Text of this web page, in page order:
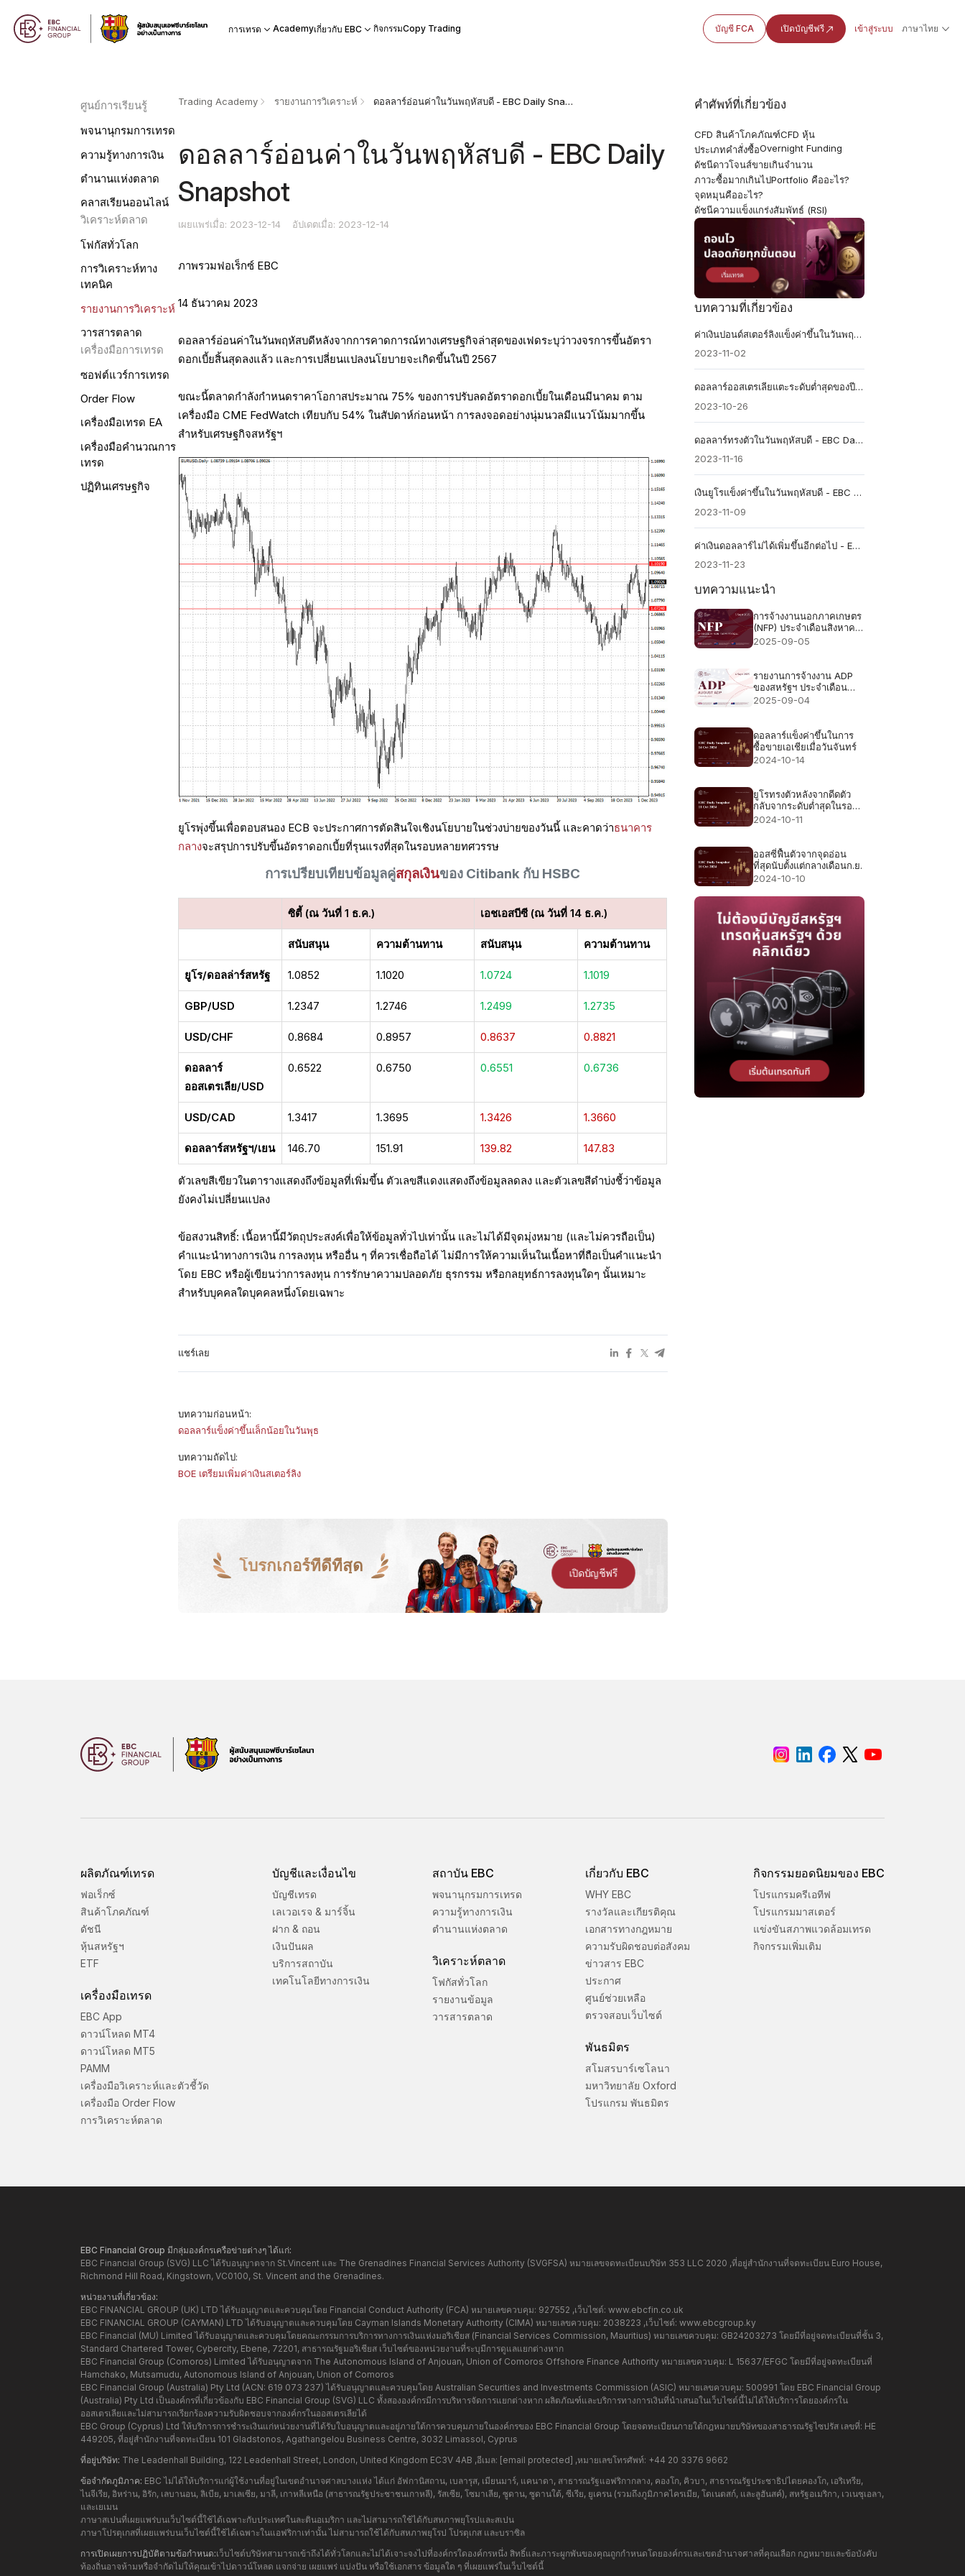
การเทรด Academyเกี่ยวกับ EBC กิจกรรมCopy Trading บัญชี FCA เปิดบัญชีฟรี เข้าสู่ระบบ ภาษาไทย
ศูนย์การเรียนรู้
พจนานุกรมการเทรด
ความรู้ทางการเงิน
ตำนานแห่งตลาด
คลาสเรียนออนไลน์
วิเคราะห์ตลาด
โฟกัสทั่วโลก
การวิเคราะห์ทาง
เทคนิค
รายงานการวิเคราะห์
วารสารตลาด
เครื่องมือการเทรด
ซอฟต์แวร์การเทรด
Order Flow
เครื่องมือเทรด EA
เครื่องมือคำนวณการ
เทรด
ปฏิทินเศรษฐกิจ
Trading Academy รายงานการวิเคราะห์ ดอลลาร์อ่อนค่าในวันพฤหัสบดี - EBC Daily Snapshot
ดอลลาร์อ่อนค่าในวันพฤหัสบดี - EBC Daily
Snapshot
เผยแพร่เมื่อ: 2023-12-14 อัปเดตเมื่อ: 2023-12-14
ภาพรวมฟอเร็กซ์ EBC
14 ธันวาคม 2023
ดอลลาร์อ่อนค่าในวันพฤหัสบดีหลังจากการคาดการณ์ทางเศรษฐกิจล่าสุดของเฟดระบุว่าวงจรการขึ้นอัตรา
ดอกเบี้ยสิ้นสุดลงแล้ว และการเปลี่ยนแปลงนโยบายจะเกิดขึ้นในปี 2567
ขณะนี้ตลาดกำลังกำหนดราคาโอกาสประมาณ 75% ของการปรับลดอัตราดอกเบี้ยในเดือนมีนาคม ตาม
เครื่องมือ CME FedWatch เทียบกับ 54% ในสัปดาห์ก่อนหน้า การลงจอดอย่างนุ่มนวลมีแนวโน้มมากขึ้น
สำหรับเศรษฐกิจสหรัฐฯ
ยูโรพุ่งขึ้นเพื่อตอบสนอง ECB จะประกาศการตัดสินใจเชิงนโยบายในช่วงบ่ายของวันนี้ และคาดว่าธนาคาร
กลางจะสรุปการปรับขึ้นอัตราดอกเบี้ยที่รุนแรงที่สุดในรอบหลายทศวรรษ
การเปรียบเทียบข้อมูลคู่สกุลเงินของ Citibank กับ HSBC
ซิตี้ (ณ วันที่ 1 ธ.ค.) เอชเอสบีซี (ณ วันที่ 14 ธ.ค.)
สนับสนุน ความต้านทาน สนับสนุน ความต้านทาน
ยูโร/ดอลล่าร์สหรัฐ 1.0852 1.1020 1.0724 1.1019
GBP/USD 1.2347 1.2746 1.2499 1.2735
USD/CHF 0.8684 0.8957 0.8637 0.8821
ดอลลาร์
ออสเตรเลีย/USD
0.6522 0.6750 0.6551 0.6736
USD/CAD 1.3417 1.3695 1.3426 1.3660
ดอลลาร์สหรัฐฯ/เยน 146.70 151.91 139.82 147.83
ตัวเลขสีเขียวในตารางแสดงถึงข้อมูลที่เพิ่มขึ้น ตัวเลขสีแดงแสดงถึงข้อมูลลดลง และตัวเลขสีดำบ่งชี้ว่าข้อมูล
ยังคงไม่เปลี่ยนแปลง
ข้อสงวนสิทธิ์: เนื้อหานี้มีวัตถุประสงค์เพื่อให้ข้อมูลทั่วไปเท่านั้น และไม่ได้มีจุดมุ่งหมาย (และไม่ควรถือเป็น)
คำแนะนำทางการเงิน การลงทุน หรืออื่น ๆ ที่ควรเชื่อถือได้ ไม่มีการให้ความเห็นในเนื้อหาที่ถือเป็นคำแนะนำ
โดย EBC หรือผู้เขียนว่าการลงทุน การรักษาความปลอดภัย ธุรกรรม หรือกลยุทธ์การลงทุนใดๆ นั้นเหมาะ
สำหรับบุคคลใดบุคคลหนึ่งโดยเฉพาะ
แชร์เลย
บทความก่อนหน้า:
ดอลลาร์แข็งค่าขึ้นเล็กน้อยในวันพุธ
บทความถัดไป:
BOE เตรียมเพิ่มค่าเงินสเตอร์ลิง
โบรกเกอร์ที่ดีที่สุด เปิดบัญชีฟรี
คำศัพท์ที่เกี่ยวข้อง
CFD สินค้าโภคภัณฑ์CFD หุ้น
ประเภทคำสั่งซื้อOvernight Funding
ดัชนีดาวโจนส์ขายเกินจำนวน
ภาวะซื้อมากเกินไปPortfolio คืออะไร?
จุดหมุนคืออะไร?
ดัชนีความแข็งแกร่งสัมพัทธ์ (RSI)
บทความที่เกี่ยวข้อง
ค่าเงินปอนด์สเตอร์ลิงแข็งค่าขึ้นในวันพฤหัสบดี - EBC Daily Snapshot
2023-11-02
ดอลลาร์ออสเตรเลียแตะระดับต่ำสุดของปี - EBC Daily Snapshot
2023-10-26
ดอลลาร์ทรงตัวในวันพฤหัสบดี - EBC Daily Snapshot
2023-11-16
เงินยูโรแข็งค่าขึ้นในวันพฤหัสบดี - EBC Daily Snapshot
2023-11-09
ค่าเงินดอลลาร์ไม่ได้เพิ่มขึ้นอีกต่อไป - EBC Daily Snapshot
2023-11-23
บทความแนะนำ
การจ้างงานนอกภาคเกษตร
(NFP) ประจำเดือนสิงหาคม
2568 - คาดการณ์ก่อนหน้า
2025-09-05
รายงานการจ้างงาน ADP
ของสหรัฐฯ ประจำเดือน
สิงหาคม 2568 - ก่อนหน้า:
2025-09-04
ดอลลาร์แข็งค่าขึ้นในการ
ซื้อขายเอเชียเมื่อวันจันทร์
2024-10-14
ยูโรทรงตัวหลังจากดีดตัว
กลับจากระดับต่ำสุดในรอบ
สองเดือน
2024-10-11
ออสซี่ฟื้นตัวจากจุดอ่อน
ที่สุดนับตั้งแต่กลางเดือนก.ย.
2024-10-10
ผลิตภัณฑ์เทรด
ฟอเร็กซ์
สินค้าโภคภัณฑ์
ดัชนี
หุ้นสหรัฐฯ
ETF
เครื่องมือเทรด
EBC App
ดาวน์โหลด MT4
ดาวน์โหลด MT5
PAMM
เครื่องมือวิเคราะห์และตัวชี้วัด
เครื่องมือ Order Flow
การวิเคราะห์ตลาด
บัญชีและเงื่อนไข
บัญชีเทรด
เลเวอเรจ & มาร์จิ้น
ฝาก & ถอน
เงินปันผล
บริการสถาบัน
เทคโนโลยีทางการเงิน
สถาบัน EBC
พจนานุกรมการเทรด
ความรู้ทางการเงิน
ตำนานแห่งตลาด
วิเคราะห์ตลาด
โฟกัสทั่วโลก
รายงานข้อมูล
วารสารตลาด
เกี่ยวกับ EBC
WHY EBC
รางวัลและเกียรติคุณ
เอกสารทางกฎหมาย
ความรับผิดชอบต่อสังคม
ข่าวสาร EBC
ประกาศ
ศูนย์ช่วยเหลือ
ตรวจสอบเว็บไซต์
พันธมิตร
สโมสรบาร์เซโลนา
มหาวิทยาลัย Oxford
โปรแกรม พันธมิตร
กิจกรรมยอดนิยมของ EBC
โปรแกรมครีเอทีฟ
โปรแกรมมาสเตอร์
แข่งขันสภาพแวดล้อมเทรด
กิจกรรมเพิ่มเติม
EBC Financial Group มีกลุ่มองค์กรเครือข่ายต่างๆ ได้แก่:
EBC Financial Group (SVG) LLC ได้รับอนุญาตจาก St.Vincent และ The Grenadines Financial Services Authority (SVGFSA) หมายเลขจดทะเบียนบริษัท 353 LLC 2020 ,ที่อยู่สำนักงานที่จดทะเบียน Euro House,
Richmond Hill Road, Kingstown, VC0100, St. Vincent and the Grenadines.
หน่วยงานที่เกี่ยวข้อง:
EBC FINANCIAL GROUP (UK) LTD ได้รับอนุญาตและควบคุมโดย Financial Conduct Authority (FCA) หมายเลขควบคุม: 927552 ,เว็บไซต์: www.ebcfin.co.uk
EBC FINANCIAL GROUP (CAYMAN) LTD ได้รับอนุญาตและควบคุมโดย Cayman Islands Monetary Authority (CIMA) หมายเลขควบคุม: 2038223 ,เว็บไซต์: www.ebcgroup.ky
EBC Financial (MU) Limited ได้รับอนุญาตและควบคุมโดยคณะกรรมการบริการทางการเงินแห่งมอริเชียส (Financial Services Commission, Mauritius) หมายเลขควบคุม: GB24203273 โดยมีที่อยู่จดทะเบียนที่ชั้น 3,
Standard Chartered Tower, Cybercity, Ebene, 72201, สาธารณรัฐมอริเชียส เว็บไซต์ของหน่วยงานที่ระบุมีการดูแลแยกต่างหาก
EBC Financial Group (Comoros) Limited ได้รับอนุญาตจาก The Autonomous Island of Anjouan, Union of Comoros Offshore Finance Authority หมายเลขควบคุม: L 15637/EFGC โดยมีที่อยู่จดทะเบียนที่
Hamchako, Mutsamudu, Autonomous Island of Anjouan, Union of Comoros
EBC Financial Group (Australia) Pty Ltd (ACN: 619 073 237) ได้รับอนุญาตและควบคุมโดย Australian Securities and Investments Commission (ASIC) หมายเลขควบคุม: 500991 โดย EBC Financial Group
(Australia) Pty Ltd เป็นองค์กรที่เกี่ยวข้องกับ EBC Financial Group (SVG) LLC ทั้งสององค์กรมีการบริหารจัดการแยกต่างหาก ผลิตภัณฑ์และบริการทางการเงินที่นำเสนอในเว็บไซต์นี้ไม่ได้ให้บริการโดยองค์กรใน
ออสเตรเลียและไม่สามารถเรียกร้องความรับผิดชอบจากองค์กรในออสเตรเลียได้
EBC Group (Cyprus) Ltd ให้บริการการชำระเงินแก่หน่วยงานที่ได้รับใบอนุญาตและอยู่ภายใต้การควบคุมภายในองค์กรของ EBC Financial Group โดยจดทะเบียนภายใต้กฎหมายบริษัทของสาธารณรัฐไซปรัส เลขที่: HE
449205, ที่อยู่สำนักงานที่จดทะเบียน 101 Gladstonos, Agathangelou Business Centre, 3032 Limassol, Cyprus
ที่อยู่บริษัท: The Leadenhall Building, 122 Leadenhall Street, London, United Kingdom EC3V 4AB ,อีเมล: [email protected] ,หมายเลขโทรศัพท์: +44 20 3376 9662
ข้อจำกัดภูมิภาค: EBC ไม่ได้ให้บริการแก่ผู้ใช้งานที่อยู่ในเขตอำนาจศาลบางแห่ง ได้แก่ อัฟกานิสถาน, เบลารุส, เมียนมาร์, แคนาดา, สาธารณรัฐแอฟริกากลาง, คองโก, คิวบา, สาธารณรัฐประชาธิปไตยคองโก, เอริเทรีย,
ไนจีเรีย, อิหร่าน, อิรัก, เลบานอน, ลิเบีย, มาเลเซีย, มาลี, เกาหลีเหนือ (สาธารณรัฐประชาชนเกาหลี), รัสเซีย, โซมาเลีย, ซูดาน, ซูดานใต้, ซีเรีย, ยูเครน (รวมถึงภูมิภาคไครเมีย, โดเนตสก์, และลูฮันสค์), สหรัฐอเมริกา, เวเนซุเอลา,
และเยเมน
ภาษาสเปนที่เผยแพร่บนเว็บไซต์นี้ใช้ได้เฉพาะกับประเทศในละตินอเมริกา และไม่สามารถใช้ได้กับสหภาพยุโรปและสเปน
ภาษาโปรตุเกสที่เผยแพร่บนเว็บไซต์นี้ใช้ได้เฉพาะในแอฟริกาเท่านั้น ไม่สามารถใช้ได้กับสหภาพยุโรป โปรตุเกส และบราซิล
การเปิดเผยการปฏิบัติตามข้อกำหนด:เว็บไซต์บริษัทสามารถเข้าถึงได้ทั่วโลกและไม่ได้เจาะจงไปที่องค์กรใดองค์กรหนึ่ง สิทธิ์และภาระผูกพันของคุณถูกกำหนดโดยองค์กรและเขตอำนาจศาลที่คุณเลือก กฎหมายและข้อบังคับ
ท้องถิ่นอาจห้ามหรือจำกัดไม่ให้คุณเข้าไปดาวน์โหลด แจกจ่าย เผยแพร่ แบ่งปัน หรือใช้เอกสาร ข้อมูลใด ๆ ที่เผยแพร่ในเว็บไซต์นี้